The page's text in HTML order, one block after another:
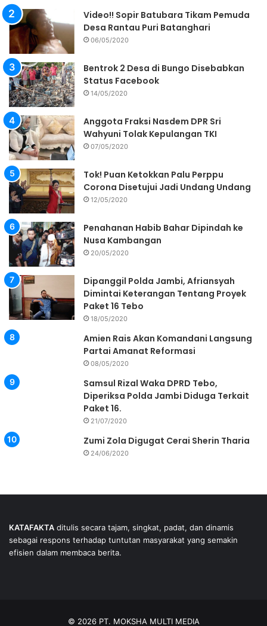
Video!! Sopir Batubara Tikam Pemuda
Desa Rantau Puri Batanghari
06/05/2020
Bentrok 2 Desa di Bungo Disebabkan
Status Facebook
14/05/2020
Anggota Fraksi Nasdem DPR Sri
Wahyuni Tolak Kepulangan TKI
07/05/2020
Tok! Puan Ketokkan Palu Perppu
Corona Disetujui Jadi Undang Undang
12/05/2020
Penahanan Habib Bahar Dipindah ke
Nusa Kambangan
20/05/2020
Dipanggil Polda Jambi, Afriansyah
Dimintai Keterangan Tentang Proyek
Paket 16 Tebo
18/05/2020
Amien Rais Akan Komandani Langsung
Partai Amanat Reformasi
08/05/2020
Samsul Rizal Waka DPRD Tebo,
Diperiksa Polda Jambi Diduga Terkait
Paket 16.
21/07/2020
Zumi Zola Digugat Cerai Sherin Tharia
24/06/2020
KATAFAKTA ditulis secara tajam, singkat, padat, dan dinamis
sebagai respons terhadap tuntutan masyarakat yang semakin
efisien dalam membaca berita.
© 2026 PT. MOKSHA MULTI MEDIA